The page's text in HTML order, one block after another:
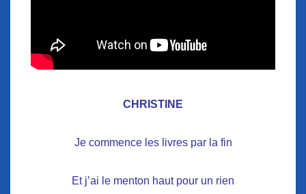
CHRISTINE
Je commence les livres par la fin
Et j’ai le menton haut pour un rien